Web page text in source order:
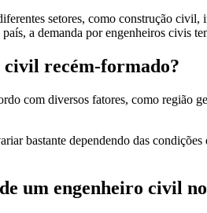
setores, como construção
a demanda por engenheiros civis
recém-formado?
com diversos fatores, como região
bastante dependendo das
um engenheiro civil